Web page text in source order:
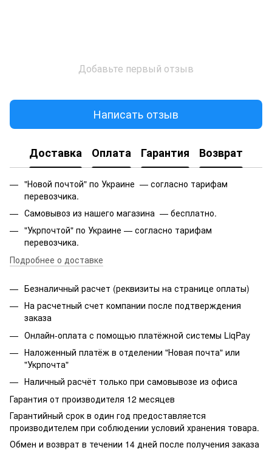
Добавьте первый отзыв
Написать отзыв
Доставка Оплата Гарантия Возврат
"Новой почтой" по Украине — согласно тарифам
перевозчика.
Самовывоз из нашего магазина — бесплатно.
"Укрпочтой" по Украине — согласно тарифам
перевозчика.
Подробнее о доставке
Безналичный расчет (реквизиты на странице оплаты)
На расчетный счет компании после подтверждения
заказа
Онлайн-оплата с помощью платёжной системы LiqPay
Наложенный платёж в отделении "Новая почта" или
"Укрпочта"
Наличный расчёт только при самовывозе из офиса
Гарантия от производителя 12 месяцев
Гарантийный срок в один год предоставляется
производителем при соблюдении условий хранения товара.
Обмен и возврат в течении 14 дней после получения заказа